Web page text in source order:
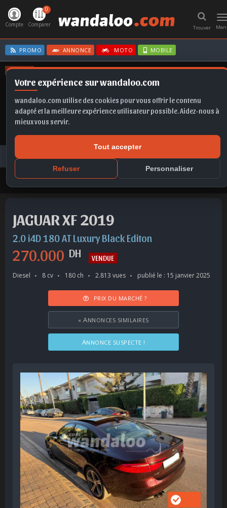
Votre expérience sur wandaloo.com
wandaloo.com utilise des cookies pour vous offrir le contenu
adapté et la meilleure expérience utilisateur possible. Aidez-nous à
mieux vous servir.
Tout accepter
Refuser Personnaliser
Trouver
Compte
0
Comparer
PROMO ANNONCE MOTO MOBILE
OFFRES
FRONTERA EV MOKKA T-ROC SPORTAGE
Toutes les annonces
JAGUAR XF 2019 Diesel Occasion Casablanca Maroc
JAGUAR XF 2019
2.0 i4D 180 AT Luxury Black Editon
270.000 DH
VENDUE
Diesel
8 cv 180 ch 2.813 vues publié le : 15 janvier 2025
PRIX DU MARCHÉ ?
« ANNONCES SIMILAIRES
ANNONCE SUSPECTE !